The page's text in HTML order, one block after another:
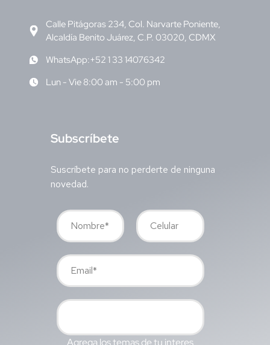
Calle Pitágoras 234, Col. Narvarte Poniente,
Alcaldía Benito Juárez, C.P. 03020, CDMX
WhatsApp:+52 1 33 14076342
Lun - Vie 8:00 am - 5:00 pm
Subscríbete
Suscríbete para no perderte de ninguna
novedad.